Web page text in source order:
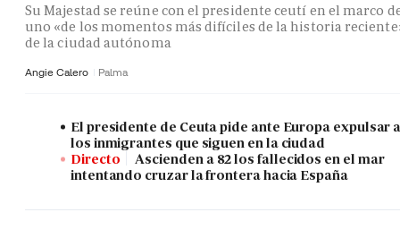
Su Majestad se reúne con el presidente ceutí en el marco
uno «de los momentos más difíciles de la historia
de la ciudad autónoma
Angie Calero Palma
El presidente de Ceuta pide ante Europa expulsar
los inmigrantes que siguen en la ciudad
Directo
Ascienden a 82 los fallecidos en el mar
intentando cruzar la frontera hacia España